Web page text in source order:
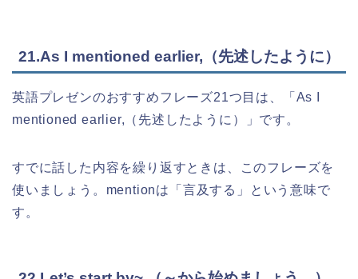
21.As I mentioned earlier,（先述したように）
英語プレゼンのおすすめフレーズ21つ目は、「As I
mentioned earlier,（先述したように）」です。
すでに話した内容を繰り返すときは、このフレーズを
使いましょう。mentionは「言及する」という意味で
す。